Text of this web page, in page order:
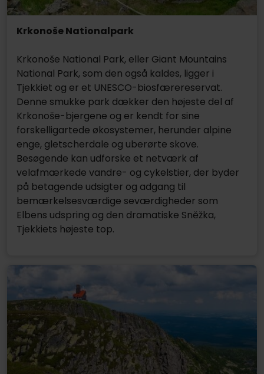
Krkonoše Nationalpark
Krkonoše National Park, eller Giant Mountains
National Park, som den også kaldes, ligger i
Tjekkiet og er et UNESCO-biosfærereservat.
Denne smukke park dækker den højeste del af
Krkonoše-bjergene og er kendt for sine
forskelligartede økosystemer, herunder alpine
enge, gletscherdale og uberørte skove.
Besøgende kan udforske et netværk af
velafmærkede vandre- og cykelstier, der byder
på betagende udsigter og adgang til
bemærkelsesværdige seværdigheder som
Elbens udspring og den dramatiske Sněžka,
Tjekkiets højeste top.